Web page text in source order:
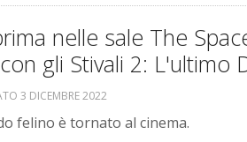
nelle sale The
gli Stivali 2: L'ultimo
3 DICEMBRE 2022
felino è tornato al cinema.